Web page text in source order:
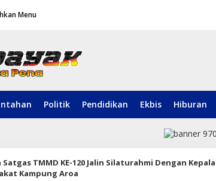
Menu
Politik Pendidikan Ekbis Hiburan
TMMD KE-120 Jalin Silaturahmi Dengan
Kampung Aroa